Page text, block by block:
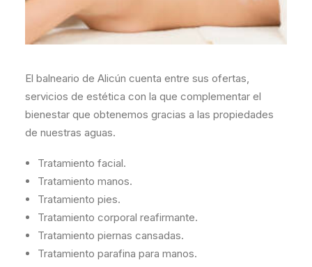
El balneario de Alicún cuenta entre sus ofertas,
servicios de estética con la que complementar el
bienestar que obtenemos gracias a las propiedades
de nuestras aguas.
Tratamiento facial.
Tratamiento manos.
Tratamiento pies.
Tratamiento corporal reafirmante.
Tratamiento piernas cansadas.
Tratamiento parafina para manos.